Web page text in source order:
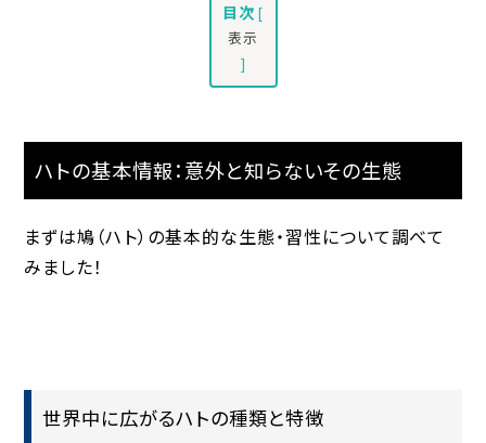
目次 [
表示
]
ハトの基本情報：意外と知らないその生態
まずは鳩（ハト）の基本的な生態・習性について調べて
みました！
世界中に広がるハトの種類と特徴